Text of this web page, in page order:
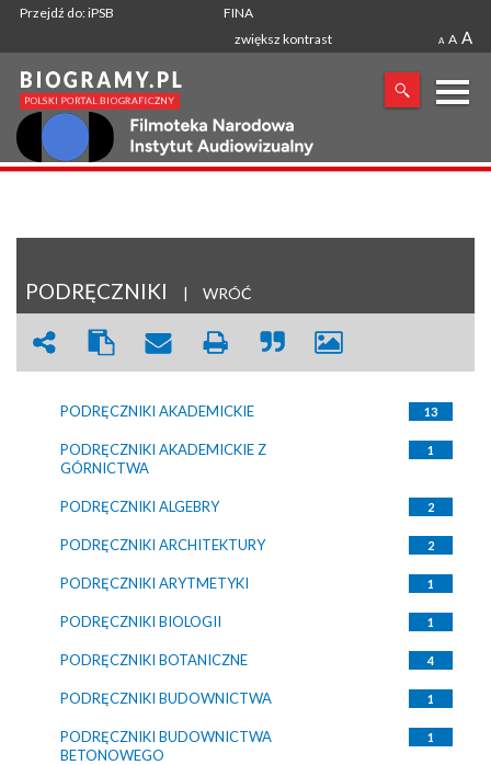
Przejdź do: iPSB
FINA
zwiększ kontrast
A A A
X
PODRĘCZNIKI | WRÓĆ
PODRĘCZNIKI AKADEMICKIE 13
PODRĘCZNIKI AKADEMICKIE Z
GÓRNICTWA
1
PODRĘCZNIKI ALGEBRY 2
PODRĘCZNIKI ARCHITEKTURY 2
PODRĘCZNIKI ARYTMETYKI 1
PODRĘCZNIKI BIOLOGII 1
PODRĘCZNIKI BOTANICZNE 4
PODRĘCZNIKI BUDOWNICTWA 1
PODRĘCZNIKI BUDOWNICTWA
BETONOWEGO
1